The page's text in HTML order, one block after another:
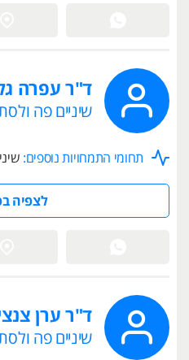
ד"ר עפרה
שיניים פה
תחומי התמחויות נוספים:
לצפיה
ד"ר ערן
שיניים פה